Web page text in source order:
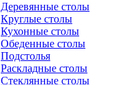
Деревянные столы
Круглые столы
Кухонные столы
Обеденные столы
Подстолья
Раскладные столы
Стеклянные столы